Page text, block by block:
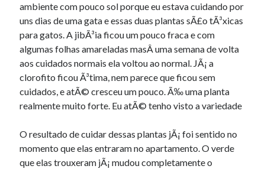
ambiente com pouco sol porque eu estava cuidando por
uns dias de uma gata e essas duas plantas sÃ£o tÃ³xicas
para gatos. A jibÃ³ia ficou um pouco fraca e com
algumas folhas amareladas masÂ uma semana de volta
aos cuidados normais ela voltou ao normal. JÃ¡ a
clorofito ficou Ã³tima, nem parece que ficou sem
cuidados, e atÃ© cresceu um pouco. Ã‰ uma planta
realmente muito forte. Eu atÃ© tenho visto a variedade
O resultado de cuidar dessas plantas jÃ¡ foi sentido no
momento que elas entraram no apartamento. O verde
que elas trouxeram jÃ¡ mudou completamente o